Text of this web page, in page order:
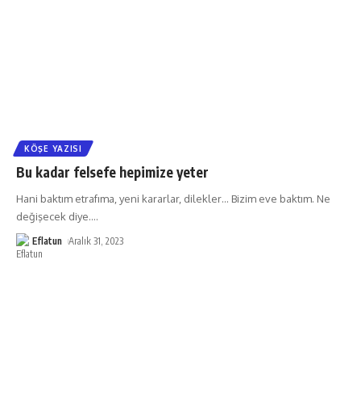
KÖŞE YAZISI
Bu kadar felsefe hepimize yeter
Hani baktım etrafıma, yeni kararlar, dilekler… Bizim eve baktım. Ne
değişecek diye.…
Eflatun Aralık 31, 2023